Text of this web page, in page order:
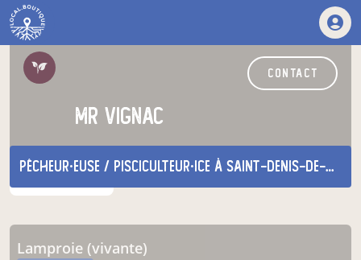
contact
Mr VIGNAC
pêcheur·euse / pisciculteur·ice à saint-denis-de-pile
lamproie (vivante)